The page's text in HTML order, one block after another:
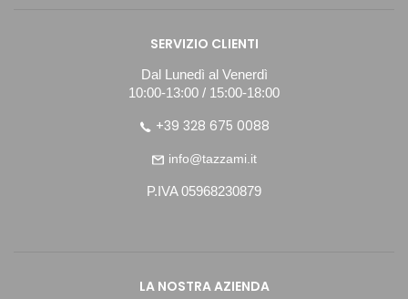
SERVIZIO CLIENTI
Dal Lunedì al Venerdì
10:00-13:00 / 15:00-18:00
+39 328 675 0088
info@tazzami.it
P.IVA 05968230879
LA NOSTRA AZIENDA